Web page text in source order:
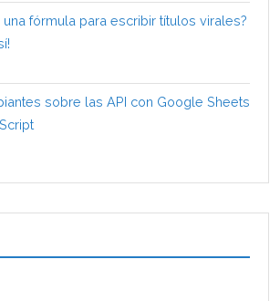
una fórmula para escribir títulos virales?
sobre las API con Google Sheets